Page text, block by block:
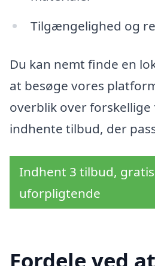
Tilgængelighed og
Du kan nemt finde en
at besøge vores
overblik over
indhente tilbud, der
Indhent 3 tilbud,
uforpligtende